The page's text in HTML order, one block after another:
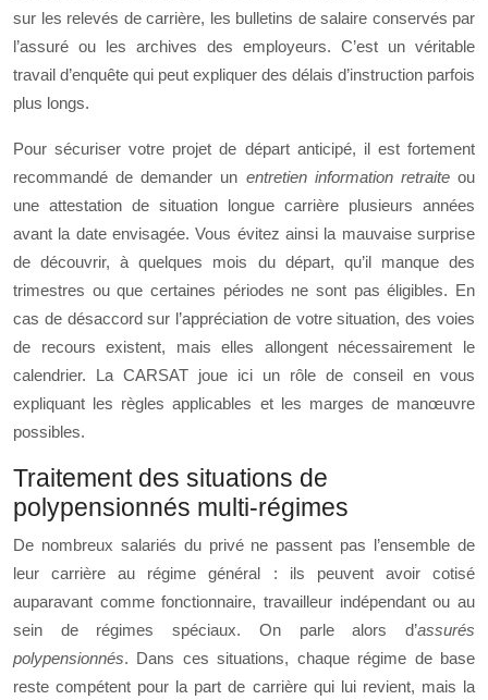
sur les relevés de carrière, les bulletins de salaire conservés par
l’assuré ou les archives des employeurs. C’est un véritable
travail d’enquête qui peut expliquer des délais d’instruction parfois
plus longs.
Pour sécuriser votre projet de départ anticipé, il est fortement
recommandé de demander un entretien information retraiteou
une attestation de situation longue carrière plusieurs années
avant la date envisagée. Vous évitez ainsi la mauvaise surprise
de découvrir, à quelques mois du départ, qu’il manque des
trimestres ou que certaines périodes ne sont pas éligibles. En
cas de désaccord sur l’appréciation de votre situation, des voies
de recours existent, mais elles allongent nécessairement le
calendrier. La CARSAT joue ici un rôle de conseil en vous
expliquant les règles applicables et les marges de manœuvre
possibles.
Traitement des situations de
polypensionnés multi-régimes
De nombreux salariés du privé ne passent pas l’ensemble de
leur carrière au régime général : ils peuvent avoir cotisé
auparavant comme fonctionnaire, travailleur indépendant ou au
sein de régimes spéciaux. On parle alors d’assurés
polypensionnés. Dans ces situations, chaque régime de base
reste compétent pour la part de carrière qui lui revient, mais la